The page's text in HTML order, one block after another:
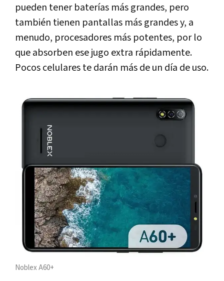
pueden tener baterías más grandes, pero
también tienen pantallas más grandes y, a
menudo, procesadores más potentes, por lo
que absorben ese jugo extra rápidamente.
Pocos celulares te darán más de un día de uso.
Noblex A60+